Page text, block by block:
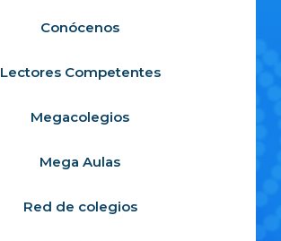
Conócenos
Lectores Competentes
Megacolegios
Mega Aulas
Red de colegios